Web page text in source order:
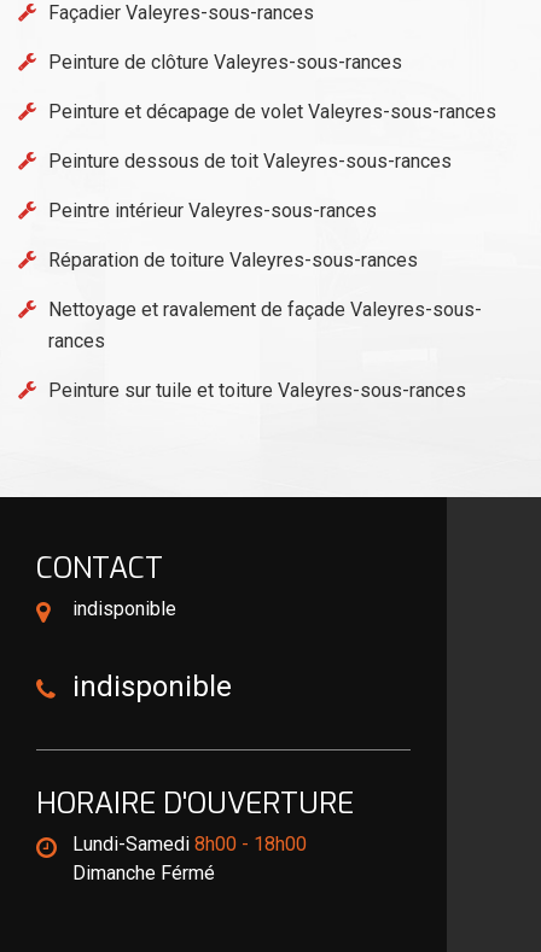
Façadier Valeyres-sous-rances
Peinture de clôture Valeyres-sous-rances
Peinture et décapage de volet Valeyres-sous-rances
Peinture dessous de toit Valeyres-sous-rances
Peintre intérieur Valeyres-sous-rances
Réparation de toiture Valeyres-sous-rances
Nettoyage et ravalement de façade Valeyres-sous-
rances
Peinture sur tuile et toiture Valeyres-sous-rances
CONTACT
indisponible
indisponible
HORAIRE D'OUVERTURE
Lundi-Samedi 8h00 - 18h00
Dimanche Férmé